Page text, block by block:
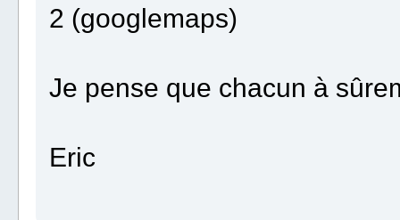
2 (googlemaps)
Je pense que chacun à
Eric